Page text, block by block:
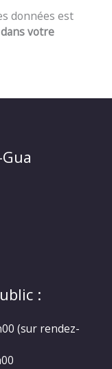
données est
votre
:
(sur rendez-